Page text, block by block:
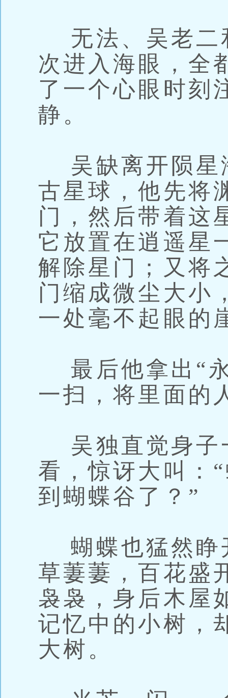
无法、吴老二
次进入海眼，全
了一个心眼时刻
静。
吴缺离开陨星
古星球，他先将
门，然后带着这
它放置在逍遥星
解除星门；又将
门缩成微尘大小
一处毫不起眼的
最后他拿出“
一扫，将里面的
吴独直觉身子
看，惊讶大叫：
到蝴蝶谷了？”
蝴蝶也猛然睁
草萋萋，百花盛
袅袅，身后木屋
记忆中的小树，
大树。